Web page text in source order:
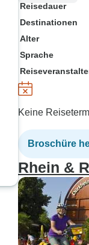
Reisedauer
Destinationen
Alter
Sprache
Keine
Broschüre
Rhein &